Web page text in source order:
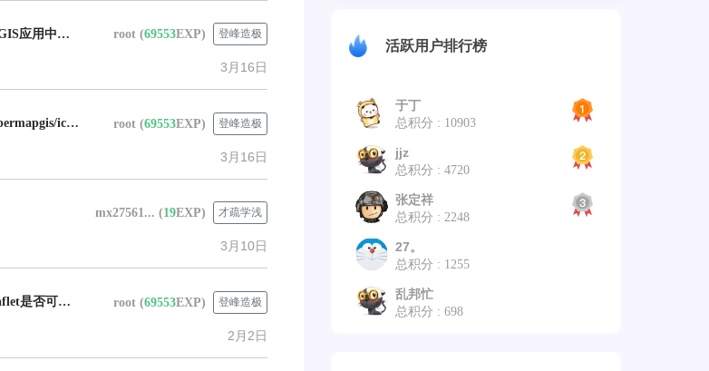
超图FAQ：咨询在基于Leaflet的二维WebGIS应用中，如何实现对场数据（如风场、流场）的动态流线可视化效果。 root (69553EXP) 登峰造极
3月16日
超图FAQ：通过npm方式安装并使用@supermapgis/iclient-ol包，在加载矢量切片服务时，浏览器控制台报错window.olms未定义，导致图层添加失败。 root (69553EXP) 登峰造极
3月16日
mx27561... (19EXP) 才疏学浅
3月10日
超图FAQ：咨询iClient for JavaScript/Leaflet是否可以实现类似高德地图的建筑物立体拉伸效果。 root (69553EXP) 登峰造极
2月2日
活跃用户排行榜
于丁
总积分 : 10903
jjz
总积分 : 4720
张定祥
总积分 : 2248
27。
总积分 : 1255
乱邦忙
总积分 : 698